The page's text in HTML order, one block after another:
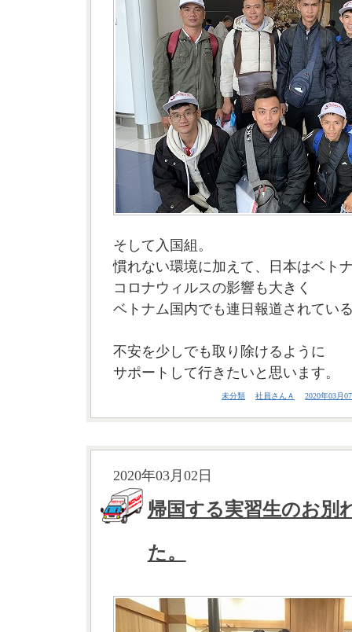
そして入国組。
慣れない環境に加えて、日本はベト
コロナウィルスの影響も大きく
ベトナム国内でも連日報道されてい
不安を少しでも取り除けるように
サポートして行きたいと思います。
未分類 社員さんＡ 2020年03月
2020年03月02日
帰国する実習生のお別
た。